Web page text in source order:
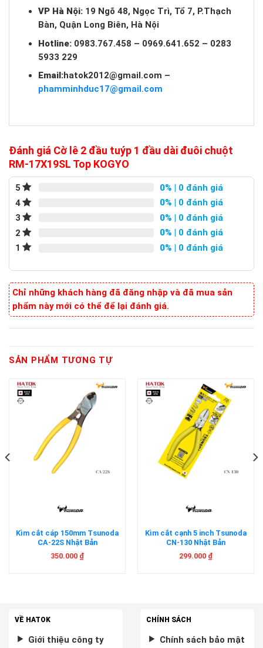
VP Hà Nội: 19 Ngõ 48, Ngọc Trì, Tổ 7, P.Thạch
Bàn, Quận Long Biên, Hà Nội
Hotline: 0983.767.458 – 0969.641.652 – 0283
5933 229
Email:hatok2012@gmail.com –
phamminhduc17@gmail.com
Đánh giá Cờ lê 2 đầu tuýp 1 đầu dài đuôi chuột
RM-17X19SL Top KOGYO
5 0% | 0 đánh giá
4
0% | 0 đánh giá
3
0% | 0 đánh giá
2
0% | 0 đánh giá
1
0% | 0 đánh giá
Chỉ những khách hàng đã đăng nhập và đã mua sản
phẩm này mới có thể để lại đánh giá.
SẢN PHẨM TƯƠNG TỰ
Kìm cắt cáp 150mm Tsunoda
CA-22S Nhật Bản
350.000 ₫
Kìm cắt cạnh 5 inch Tsunoda
CN-130 Nhật Bản
299.000 ₫
VỀ HATOK
Giới thiệu công ty
CHÍNH SÁCH
Chính sách bảo mật